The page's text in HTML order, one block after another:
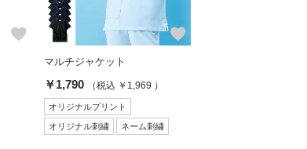
favorite favorite
マルチジャケット
￥1,790 （税込 ￥1,969 ）
オリジナルプリント
オリジナル刺繍 ネーム刺繍